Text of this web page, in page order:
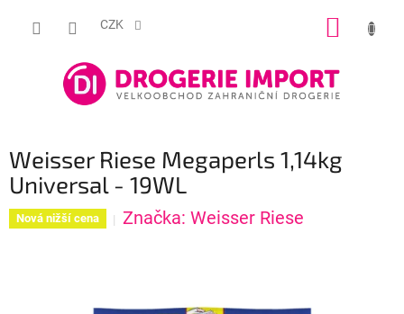
CZK
Weisser Riese Megaperls 1,14kg
Universal - 19WL
Nová nižší cena Značka: Weisser Riese